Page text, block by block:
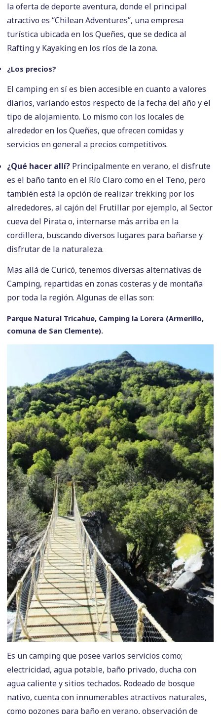
la oferta de deporte aventura, donde el principal
atractivo es “Chilean Adventures”, una empresa
turística ubicada en los Queñes, que se dedica al
Rafting y Kayaking en los ríos de la zona.
¿Los precios?
El camping en sí es bien accesible en cuanto a valores
diarios, variando estos respecto de la fecha del año y el
tipo de alojamiento. Lo mismo con los locales de
alrededor en los Queñes, que ofrecen comidas y
servicios en general a precios competitivos.
¿Qué hacer allí? Principalmente en verano, el disfrute
es el baño tanto en el Río Claro como en el Teno, pero
también está la opción de realizar trekking por los
alrededores, al cajón del Frutillar por ejemplo, al Sector
cueva del Pirata o, internarse más arriba en la
cordillera, buscando diversos lugares para bañarse y
disfrutar de la naturaleza.
Mas allá de Curicó, tenemos diversas alternativas de
Camping, repartidas en zonas costeras y de montaña
por toda la región. Algunas de ellas son:
Parque Natural Tricahue, Camping la Lorera (Armerillo,
comuna de San Clemente).
Es un camping que posee varios servicios como;
electricidad, agua potable, baño privado, ducha con
agua caliente y sitios techados. Rodeado de bosque
nativo, cuenta con innumerables atractivos naturales,
como pozones para baño en verano, observación de